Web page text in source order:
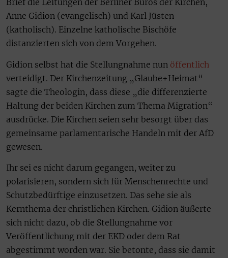
Brief die Leitungen der Berliner Büros der Kirchen,
Anne Gidion (evangelisch) und Karl Jüsten
(katholisch). Einzelne katholische Bischöfe
distanzierten sich von dem Vorgehen.
Gidion selbst hat die Stellungnahme nun öffentlich
verteidigt. Der Kirchenzeitung „Glaube+Heimat“
sagte die Theologin, dass diese „die differenzierte
Haltung der beiden Kirchen zum Thema Migration“
ausdrücke. Die Kirchen seien sehr besorgt über das
gemeinsame parlamentarische Handeln mit der AfD
gewesen.
Ihr sei es nicht darum gegangen, weiter zu
polarisieren, sondern sich für Menschenrechte und
Schutzbedürftige einzusetzen. Das sehe sie als
Kernthema der christlichen Kirchen. Gidion äußerte
sich nicht dazu, ob die Stellungnahme vor
Veröffentlichung mit der EKD oder dem Rat
abgestimmt worden war. Sie betonte, dass sie damit